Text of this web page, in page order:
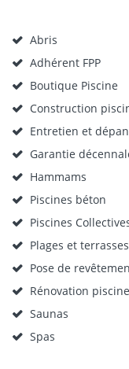
Abris
Adhérent FPP
Boutique Piscine
Construction
Entretien et
Garantie
Hammams
Piscines béton
Piscines
Plages et terrasses
Pose de
Rénovation piscine
Saunas
Spas